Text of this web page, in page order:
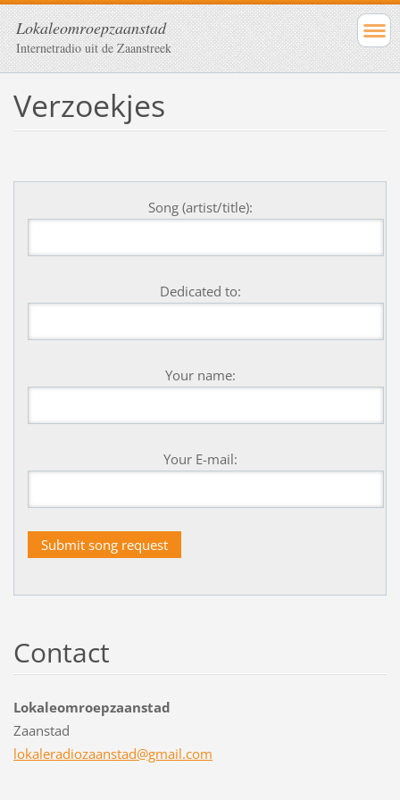
Lokaleomroepzaanstad
Internetradio uit de Zaanstreek
Verzoekjes
Song (artist/title):
Dedicated to:
Your name:
Your E-mail:
Contact
Lokaleomroepzaanstad
Zaanstad
lokaleradiozaanstad@gmail.com